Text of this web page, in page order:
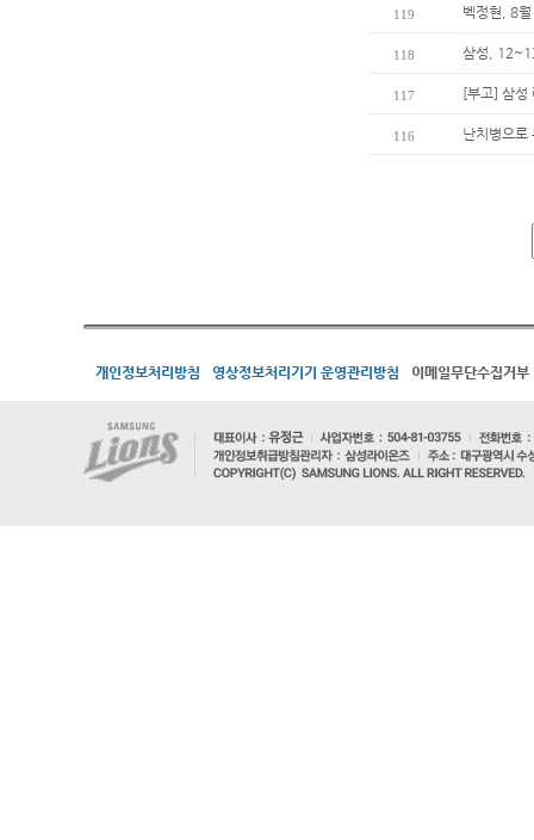
119 벡정현, 8
118 삼성,
117 [부고] 삼성
116 난치병으로
개인정보처리방침 영상정보처리기기 운영관리방침 이메일무단수집거부